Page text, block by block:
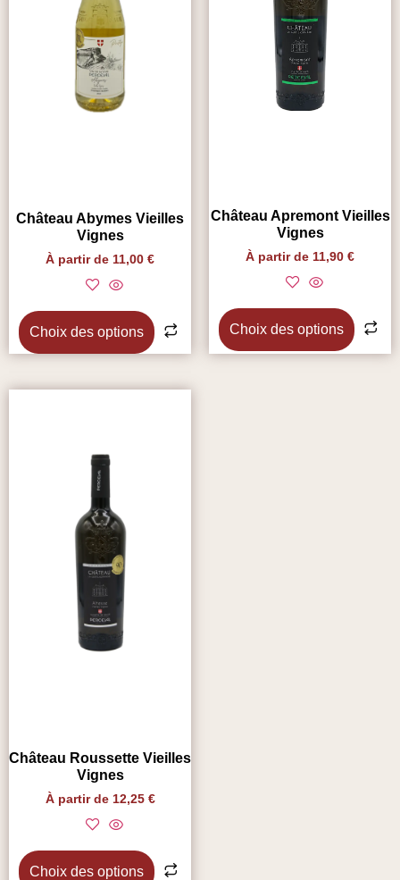
Château Abymes Vieilles
Vignes
À partir de 11,00 €
Choix des options
Château Apremont Vieilles
Vignes
À partir de 11,90 €
Choix des options
Château Roussette Vieilles
Vignes
À partir de 12,25 €
Choix des options